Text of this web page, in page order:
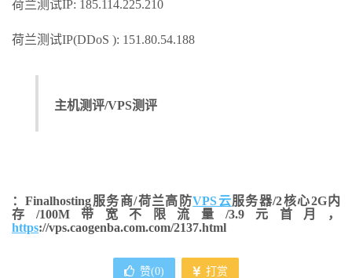
荷兰测试IP: 185.114.225.210
荷兰测试IP(DDoS ): 151.80.54.188
主机测评/VPS测评
：Finalhosting服务商/荷兰高防VPS云服务器/2核心2G内
存/100M带宽不限流量/3.9元首月，
https://vps.caogenba.com.com/2137.html
赞(0) 打赏